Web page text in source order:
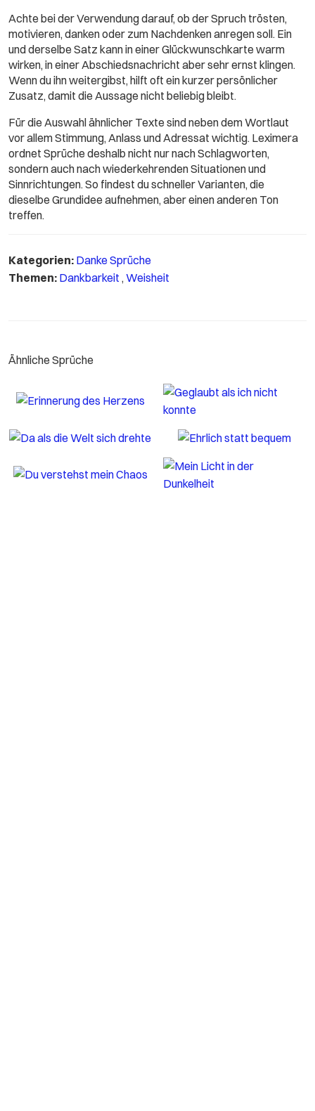
Achte bei der Verwendung darauf, ob der Spruch trösten,
motivieren, danken oder zum Nachdenken anregen soll. Ein
und derselbe Satz kann in einer Glückwunschkarte warm
wirken, in einer Abschiedsnachricht aber sehr ernst klingen.
Wenn du ihn weitergibst, hilft oft ein kurzer persönlicher
Zusatz, damit die Aussage nicht beliebig bleibt.
Für die Auswahl ähnlicher Texte sind neben dem Wortlaut
vor allem Stimmung, Anlass und Adressat wichtig. Leximera
ordnet Sprüche deshalb nicht nur nach Schlagworten,
sondern auch nach wiederkehrenden Situationen und
Sinnrichtungen. So findest du schneller Varianten, die
dieselbe Grundidee aufnehmen, aber einen anderen Ton
treffen.
Kategorien: Danke Sprüche
Themen: Dankbarkeit ,Weisheit
Ähnliche Sprüche